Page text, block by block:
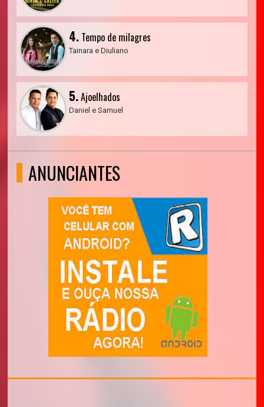
4. Tempo de milagres
Tainara e Diuliano
5.Ajoelhados
Daniel e Samuel
ANUNCIANTES